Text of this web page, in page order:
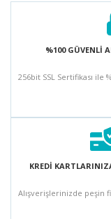
%100 GÜVENLİ
256bit SSL Sertifikası ile
KREDİ
Alışverişlerinizde peşin